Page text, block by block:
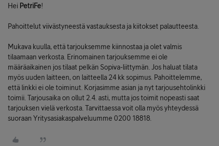
Hei PetriFe!
Pahoittelut viivästyneestä vastauksesta ja kiitokset palautteesta.
Mukava kuulla, että tarjouksemme kiinnostaa ja olet valmis
tilaamaan verkosta. Erinomainen tarjouksemme ei ole
määräaikainen jos tilaat pelkän Sopiva-liittymän. Jos haluat tilata
myös uuden laitteen, on laitteella 24 kk sopimus. Pahoittelemme,
että linkki ei ole toiminut. Korjasimme asian ja nyt tarjousehtolinkki
toimii. Tarjousaika on ollut 2.4. asti, mutta jos toimit nopeasti saat
tarjouksen vielä verkosta. Tarvittaessa voit olla myös yhteydessä
suoraan Yritysasiakaspalveluumme 0200 18818.